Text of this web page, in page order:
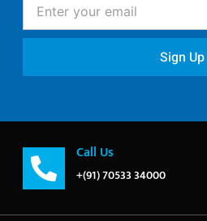
your
email
Sign Up
Call Us
+(91) 70533 34000